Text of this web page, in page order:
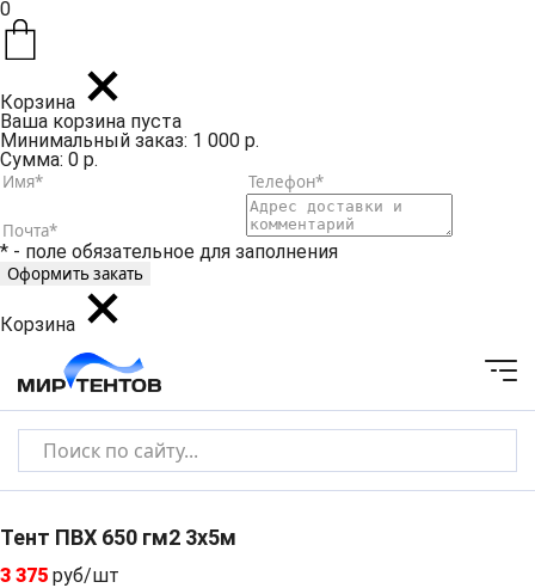
0
Корзина
Ваша корзина пуста
Минимальный заказ: 1 000 р.
Сумма: 0 р.
* - поле обязательное для заполнения
Корзина
Тент ПВХ 650 гм2 3х5м
3 375 руб/шт